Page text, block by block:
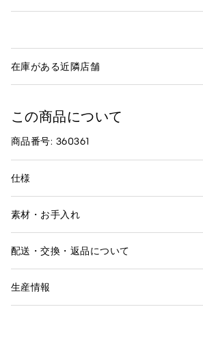
在庫がある近隣店舗
この商品について
商品番号: 360361
仕様
素材・お手入れ
配送・交換・返品について
生産情報